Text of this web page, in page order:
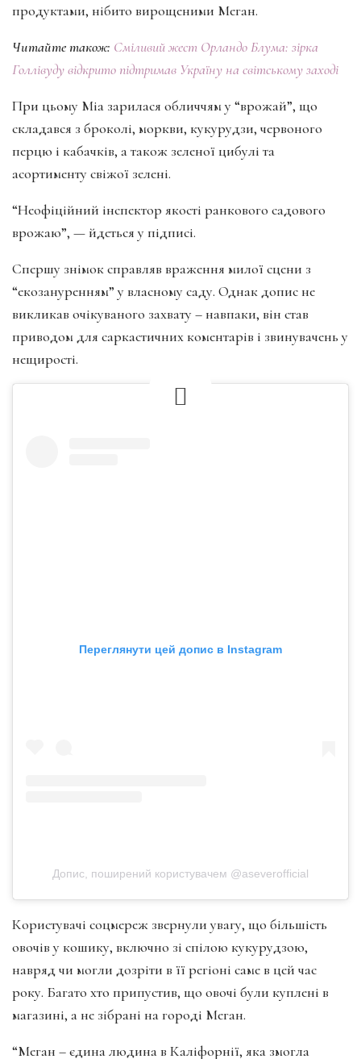
продуктами, нібито вирощеними Меган.
Читайте також: Сміливий жест Орландо Блума: зірка
Голлівуду відкрито підтримав Україну на світському заході
При цьому Міа зарилася обличчям у “врожай”, що
складався з броколі, моркви, кукурудзи, червоного
перцю і кабачків, а також зеленої цибулі та
асортименту свіжої зелені.
“Неофіційний інспектор якості ранкового садового
врожаю”, — йдеться у підписі.
Спершу знімок справляв враження милої сцени з
“екозануренням” у власному саду. Однак допис не
викликав очікуваного захвату – навпаки, він став
приводом для саркастичних коментарів і звинувачень у
нещирості.
Переглянути цей допис в Instagram
Допис, поширений користувачем @aseverofficial
Користувачі соцмереж звернули увагу, що більшість
овочів у кошику, включно зі спілою кукурудзою,
навряд чи могли дозріти в її регіоні саме в цей час
року. Багато хто припустив, що овочі були куплені в
магазині, а не зібрані на городі Меган.
“Меган – єдина людина в Каліфорнії, яка змогла